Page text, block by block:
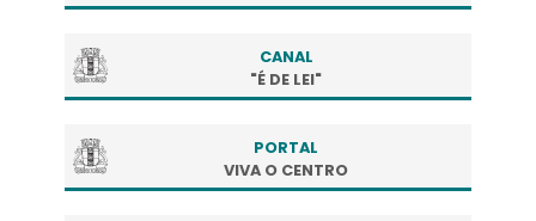
CANAL
"É DE LEI"
PORTAL
VIVA O CENTRO